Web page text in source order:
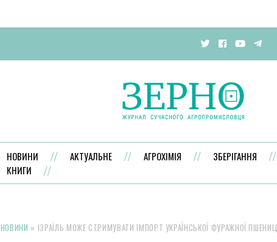
НОВИНИ АКТУАЛЬНЕ АГРОХІМІЯ ЗБЕРІГАННЯ
КНИГИ
НОВИНИ » ІЗРАЇЛЬ МОЖЕ СТРИМУВАТИ ІМПОРТ УКРАЇНСЬКОЇ ФУРАЖНОЇ